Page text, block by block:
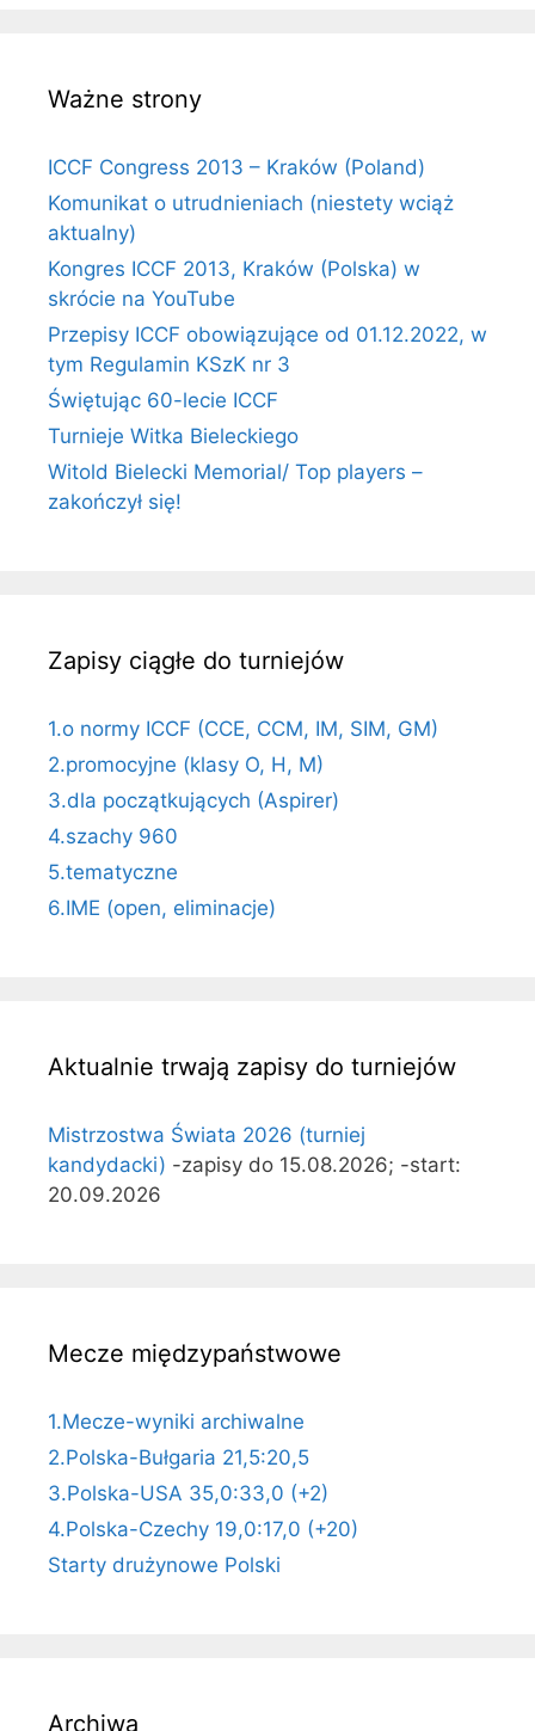
Ważne strony
ICCF Congress 2013 – Kraków (Poland)
Komunikat o utrudnieniach (niestety wciąż
aktualny)
Kongres ICCF 2013, Kraków (Polska) w
skrócie na YouTube
Przepisy ICCF obowiązujące od 01.12.2022, w
tym Regulamin KSzK nr 3
Świętując 60-lecie ICCF
Turnieje Witka Bieleckiego
Witold Bielecki Memorial/ Top players –
zakończył się!
Zapisy ciągłe do turniejów
1.o normy ICCF (CCE, CCM, IM, SIM, GM)
2.promocyjne (klasy O, H, M)
3.dla początkujących (Aspirer)
4.szachy 960
5.tematyczne
6.IME (open, eliminacje)
Aktualnie trwają zapisy do turniejów
Mistrzostwa Świata 2026 (turniej
kandydacki) -zapisy do 15.08.2026; -start:
20.09.2026
Mecze międzypaństwowe
1.Mecze-wyniki archiwalne
2.Polska-Bułgaria 21,5:20,5
3.Polska-USA 35,0:33,0 (+2)
4.Polska-Czechy 19,0:17,0 (+20)
Starty drużynowe Polski
Archiwa